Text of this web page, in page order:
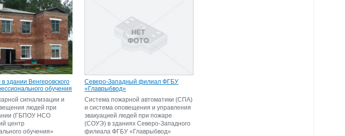
Венгеровского
обучения
сигнализации и
людей при
(ГБПОУ НСО
центр
обучения»
Северо-Западный филиал ФГБУ
«Главрыбвод»
Система пожарной автоматики (СПА)
и система оповещения и управления
эвакуацией людей при пожаре
(СОУЭ) в зданиях Северо-Западного
филиала ФГБУ «Главрыбвод»